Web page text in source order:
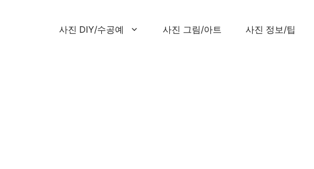
사진 DIY/수공예 사진 그림/아트 사진 정보/팁